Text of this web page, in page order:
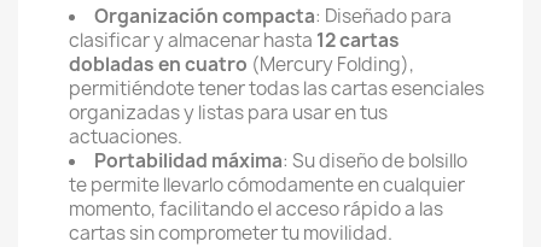
Organización compacta: Diseñado para
clasificar y almacenar hasta 12 cartas
dobladas en cuatro (Mercury Folding),
permitiéndote tener todas las cartas esenciales
organizadas y listas para usar en tus
actuaciones.
Portabilidad máxima: Su diseño de bolsillo
te permite llevarlo cómodamente en cualquier
momento, facilitando el acceso rápido a las
cartas sin comprometer tu movilidad.